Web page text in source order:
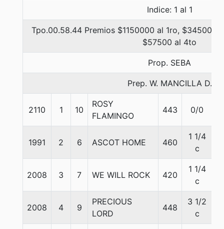
Indice: 1 al 1
Tpo.00.58.44 Premios $1150000 al 1ro, $345000
$57500 al 4to
Prop. SEBA
Prep. W. MANCILLA D.
2110 1 10
ROSY
FLAMINGO
443 0/0
1991 2 6 ASCOT HOME 460
1 1/4
c
2008 3 7 WE WILL ROCK 420
1 1/4
c
2008 4 9
PRECIOUS
LORD
448
3 1/2
c